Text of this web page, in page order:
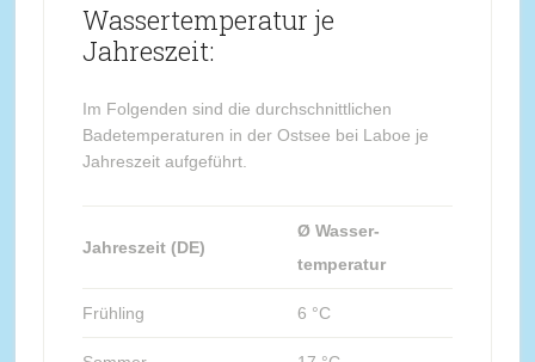
Wassertemperatur je
Jahreszeit:
Im Folgenden sind die durchschnittlichen
Badetemperaturen in der Ostsee bei Laboe je
Jahreszeit aufgeführt.
Jahreszeit (DE)
Ø Wasser-
temperatur
Frühling 6 °C